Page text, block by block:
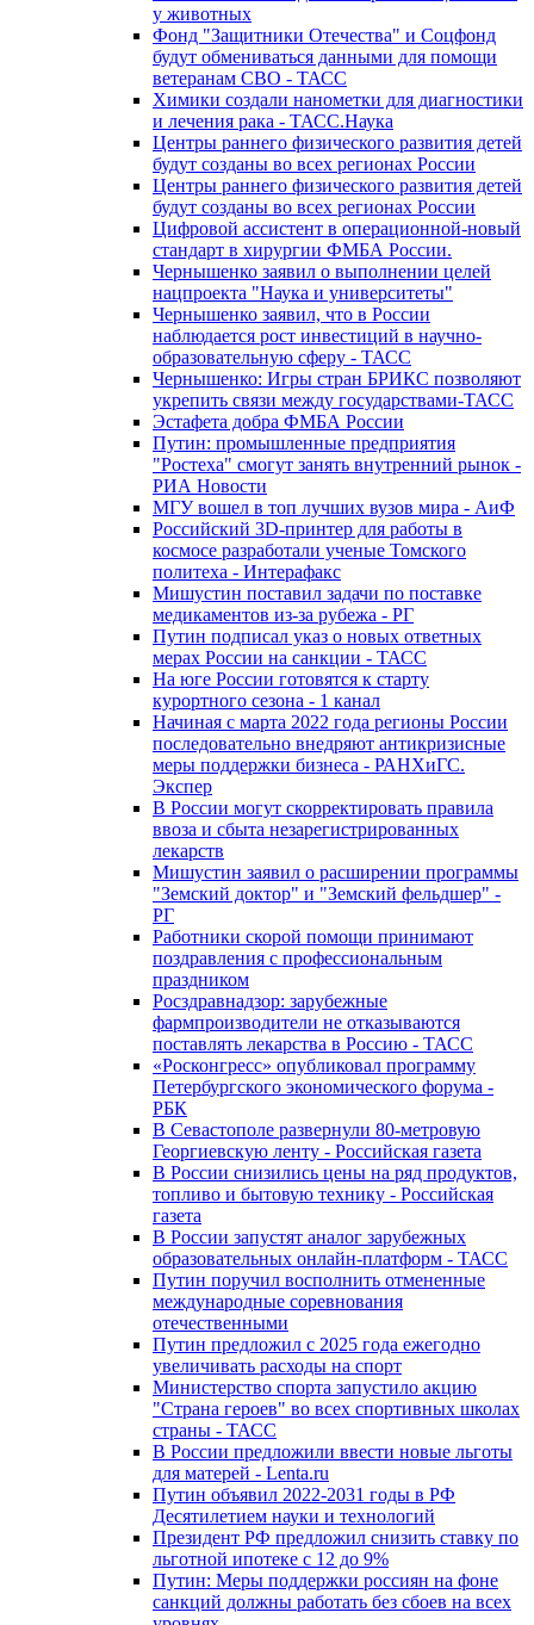
у животных
Фонд "Защитники Отечества" и Соцфонд
будут обмениваться данными для помощи
ветеранам СВО - ТАСС
Химики создали нанометки для диагностики
и лечения рака - ТАСС.Наука
Центры раннего физического развития детей
будут созданы во всех регионах России
Центры раннего физического развития детей
будут созданы во всех регионах России
Цифровой ассистент в операционной-новый
стандарт в хирургии ФМБА России.
Чернышенко заявил о выполнении целей
нацпроекта "Наука и университеты"
Чернышенко заявил, что в России
наблюдается рост инвестиций в научно-
образовательную сферу - ТАСС
Чернышенко: Игры стран БРИКС позволяют
укрепить связи между государствами-ТАСС
Эстафета добра ФМБА России
Путин: промышленные предприятия
"Ростеха" смогут занять внутренний рынок -
РИА Новости
МГУ вошел в топ лучших вузов мира - АиФ
Российский 3D-принтер для работы в
космосе разработали ученые Томского
политеха - Интерафакс
Мишустин поставил задачи по поставке
медикаментов из-за рубежа - РГ
Путин подписал указ о новых ответных
мерах России на санкции - ТАСС
На юге России готовятся к старту
курортного сезона - 1 канал
Начиная с марта 2022 года регионы России
последовательно внедряют антикризисные
меры поддержки бизнеса - РАНХиГС.
Экспер
В России могут скорректировать правила
ввоза и сбыта незарегистрированных
лекарств
Мишустин заявил о расширении программы
"Земский доктор" и "Земский фельдшер" -
РГ
Работники скорой помощи принимают
поздравления с профессиональным
праздником
Росздравнадзор: зарубежные
фармпроизводители не отказываются
поставлять лекарства в Россию - ТАСС
«Росконгресс» опубликовал программу
Петербургского экономического форума -
РБК
В Севастополе развернули 80-метровую
Георгиевскую ленту - Российская газета
В России снизились цены на ряд продуктов,
топливо и бытовую технику - Российская
газета
В России запустят аналог зарубежных
образовательных онлайн-платформ - ТАСС
Путин поручил восполнить отмененные
международные соревнования
отечественными
Путин предложил с 2025 года ежегодно
увеличивать расходы на спорт
Министерство спорта запустило акцию
"Страна героев" во всех спортивных школах
страны - ТАСС
В России предложили ввести новые льготы
для матерей - Lenta.ru
Путин объявил 2022-2031 годы в РФ
Десятилетием науки и технологий
Президент РФ предложил снизить ставку по
льготной ипотеке с 12 до 9%
Путин: Меры поддержки россиян на фоне
санкций должны работать без сбоев на всех